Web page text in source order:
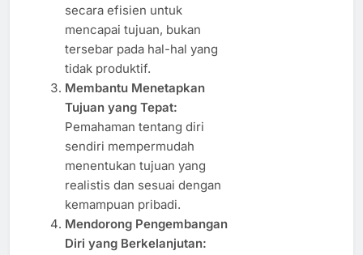
secara efisien untuk
mencapai tujuan, bukan
tersebar pada hal-hal yang
tidak produktif.
Membantu Menetapkan
Tujuan yang Tepat:
Pemahaman tentang diri
sendiri mempermudah
menentukan tujuan yang
realistis dan sesuai dengan
kemampuan pribadi.
Mendorong Pengembangan
Diri yang Berkelanjutan: